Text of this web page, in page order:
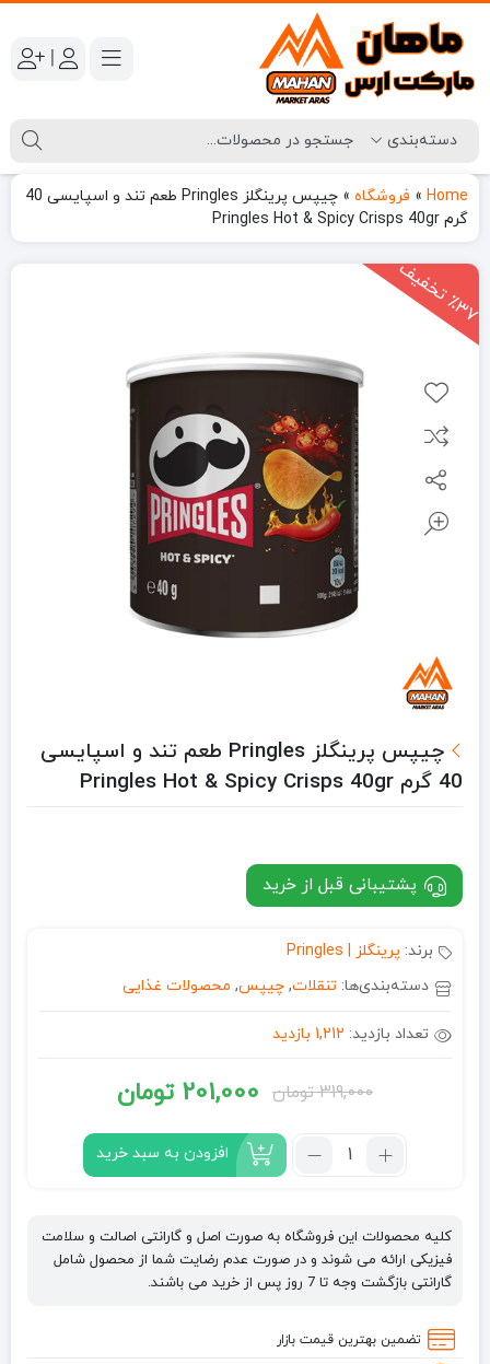
|
Home
» فروشگاه »
چیپس پرینگلز Pringles طعم تند و اسپایسی 40
گرم Pringles Hot & Spicy Crisps 40gr
٪3
7
ت
خ
ف
یف
چیپس پرینگلز Pringles طعم تند و اسپایسی
40 گرم Pringles Hot & Spicy Crisps 40gr
پشتیبانی قبل از خرید
برند: پرینگلز | Pringles
دسته‌بندی‌ها: تنقلات, چیپس, محصولات غذایی
تعداد بازدید: 1,212 بازدید
319,000 تومان
قیمت
اصلی:
319,000 تومان
201,000 تومان قیمت
فعلی:
201,000 تومان.
تعداد:
Pringles
طعم
تند
اسپایسی
افزودن به سبد خرید
کلیه محصولات این فروشگاه به صورت اصل و گارانتی اصالت و سلامت
فیزیکی ارائه می شوند و در صورت عدم رضایت شما از محصول شامل
گارانتی بازگشت وجه تا 7 روز پس از خرید می باشند.
تضمین بهترین قیمت بازار